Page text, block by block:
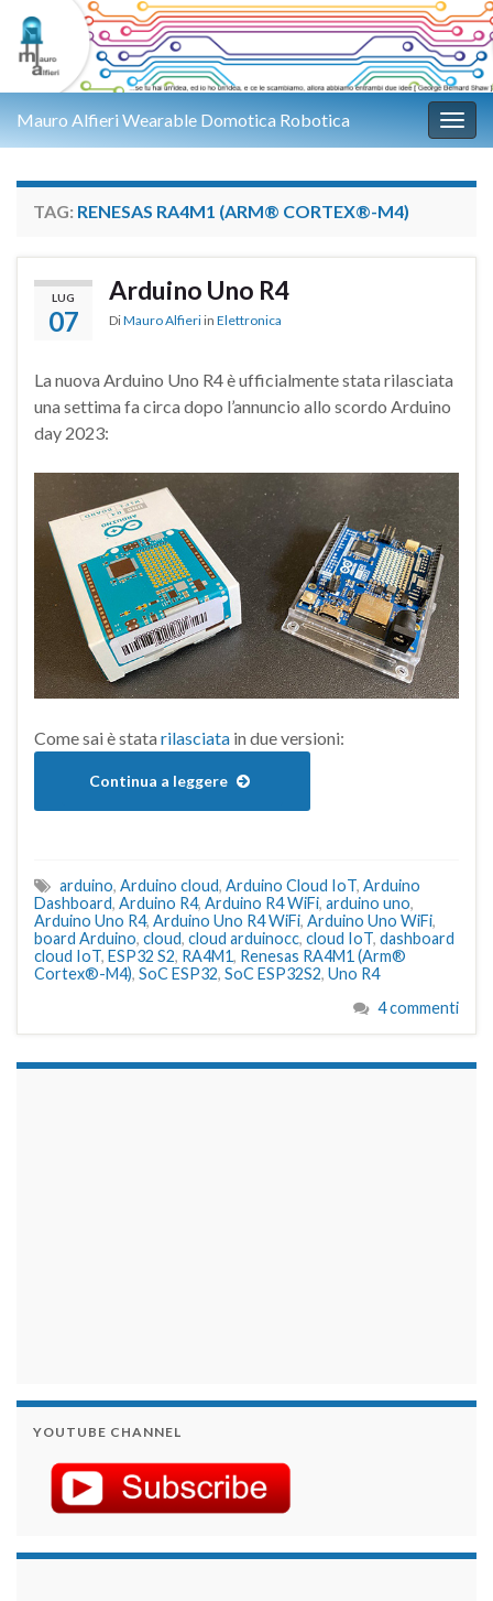
Mauro Alfieri Wearable Domotica Robotica
TAG: RENESAS RA4M1 (ARM® CORTEX®-M4)
LUG
07
Arduino Uno R4
DiMauro Alfieri in Elettronica
La nuova Arduino Uno R4 è ufficialmente stata rilasciata
una settima fa circa dopo l’annuncio allo scordo Arduino
day 2023:
Come sai è stata rilasciata in due versioni:
Continua a leggere
arduino, Arduino cloud, Arduino Cloud IoT, Arduino
Dashboard, Arduino R4, Arduino R4 WiFi, arduino uno,
Arduino Uno R4, Arduino Uno R4 WiFi, Arduino Uno WiFi,
board Arduino, cloud, cloud arduinocc, cloud IoT, dashboard
cloud IoT, ESP32 S2, RA4M1, Renesas RA4M1 (Arm®
Cortex®-M4), SoC ESP32, SoC ESP32S2, Uno R4
4 commenti
YOUTUBE CHANNEL